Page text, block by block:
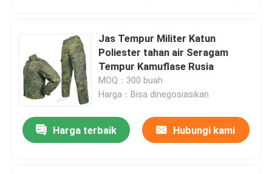
Jas Tempur Militer Katun
Poliester tahan air Seragam
Tempur Kamuflase Rusia
MOQ：300 buah
Harga：Bisa dinegosiasikan
Harga terbaik Hubungi kami